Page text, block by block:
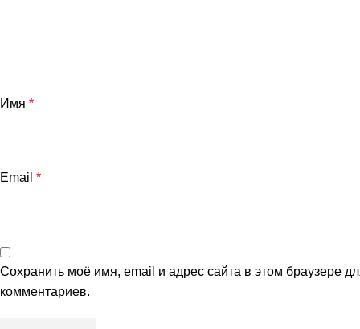
Имя *
Email *
Сохранить моё имя, email и адрес сайта в этом браузере
комментариев.